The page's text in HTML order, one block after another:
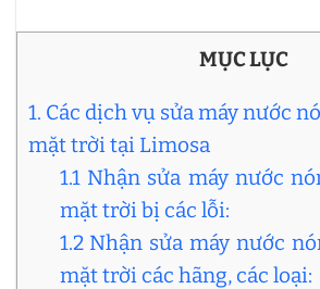
MỤC LỤC
1. Các dịch vụ sửa máy nước
mặt trời tại Limosa
1.1 Nhận sửa máy nước
mặt trời bị các lỗi:
1.2 Nhận sửa máy nước
mặt trời các hãng, các loại: